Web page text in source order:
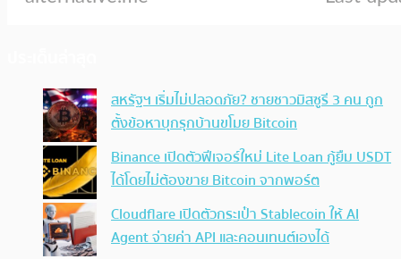
สหรัฐฯ เริ่มไม่ปลอดภัย? ชายชาวมิสซูรี 3 คน ถูก
ตั้งข้อหาบุกรุกบ้านขโมย Bitcoin
Binance เปิดตัวฟีเจอร์ใหม่ Lite Loan กู้ยืม USDT
ได้โดยไม่ต้องขาย Bitcoin จากพอร์ต
Cloudflare เปิดตัวกระเป๋า Stablecoin ให้ AI
Agent จ่ายค่า API และคอนเทนต์เองได้